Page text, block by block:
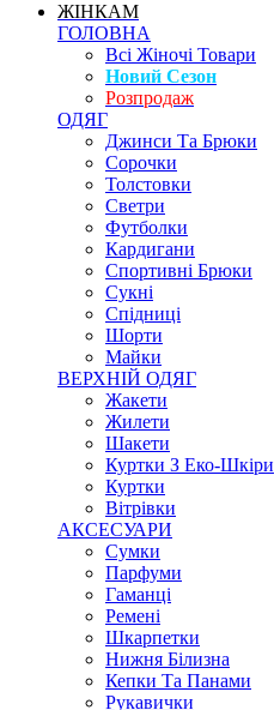
ЖІНКАМ
ГОЛОВНА
Всі Жіночі Товари
Новий Сезон
Розпродаж
ОДЯГ
Джинси Та Брюки
Сорочки
Толстовки
Светри
Футболки
Кардигани
Спортивні Брюки
Сукні
Спідниці
Шорти
Майки
ВЕРХНІЙ ОДЯГ
Жакети
Жилети
Шакети
Куртки З Еко-Шкіри
Куртки
Вітрівки
АКСЕСУАРИ
Сумки
Парфуми
Гаманці
Ремені
Шкарпетки
Нижня Білизна
Кепки Та Панами
Рукавички